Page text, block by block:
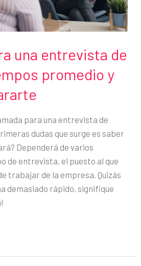
una entrevista de
promedio y
para una entrevista de
dudas que surge es saber
Dependerá de varios
de entrevista, el puesto al que
trabajar de la empresa. Quizás
demasiado rápido, signifique